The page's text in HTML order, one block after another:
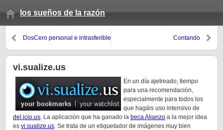
los sueños de la razón
DosCero personal e intrasferible Contando
vi.sualize.us
En un día ajetreado, tiempo
para una recomendación,
especialmente para todos los
que hagáis uso intensivo de
del.icio.us. La aplicación que ha ganado la beca Alianzo a la mejor idea
es vi.sualize.us. Se trata de un etiquetador de imágenes muy bien